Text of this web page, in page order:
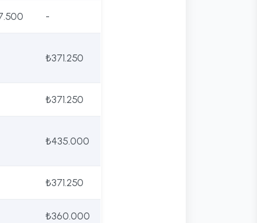
-
₺371.250
₺371.250
₺435.000
₺371.250
₺360.000